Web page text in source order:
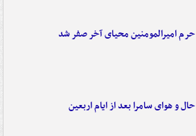
حرم امیرالمومنین محیای آخر صفر شد
حال و هوای سامرا بعد از ایام اربعین